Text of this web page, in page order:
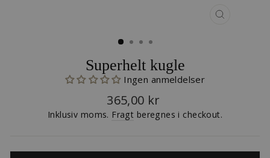
Superhelt kugle
Ingen anmeldelser
Normalpris
365,00 kr
Inklusiv moms. Fragt beregnes i checkout.